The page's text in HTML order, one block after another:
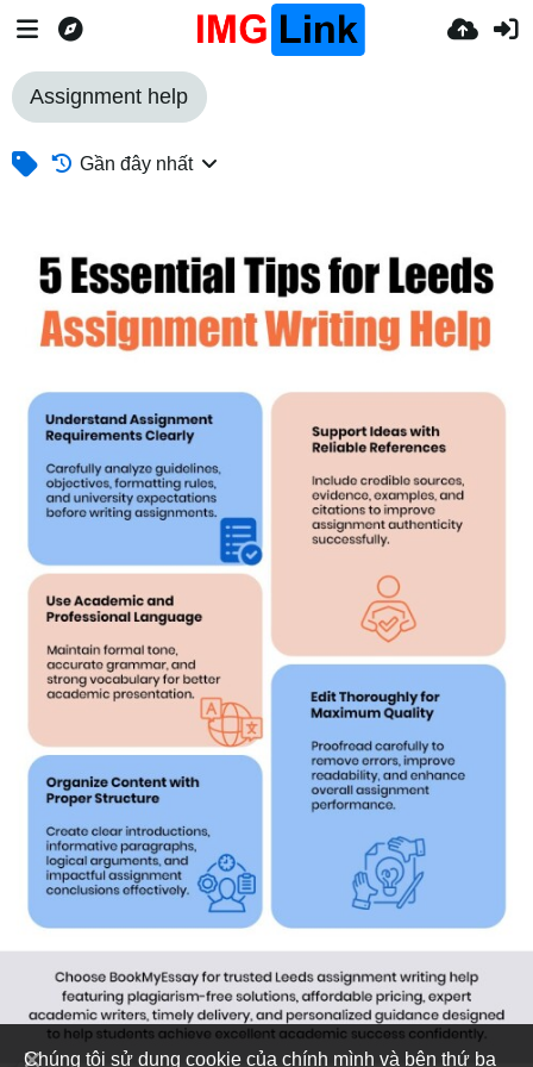
Assignment help
Gần đây nhất
Chúng tôi sử dụng cookie của chính mình và bên thứ ba